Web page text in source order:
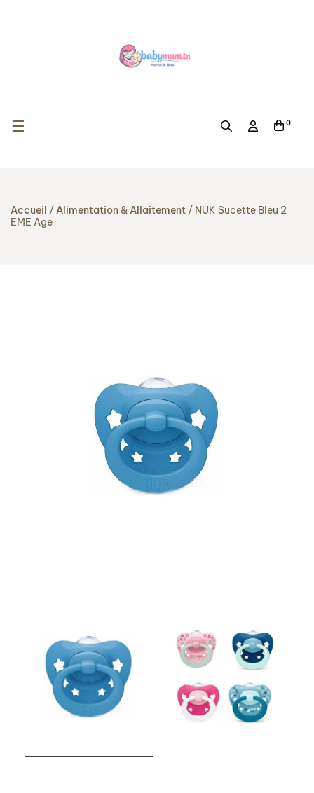
Basculer la navigation
☰ 0
Accueil Alimentation & Allaitement
NUK Sucette Bleu 2
EME Age